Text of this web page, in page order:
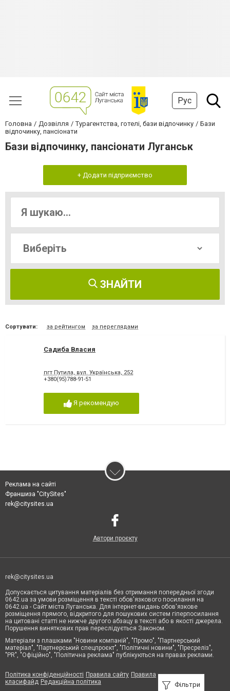
Рус
Головна Дозвілля Турагентства, готелі, бази відпочинку
Бази
відпочинку, пансіонати
Бази відпочинку, пансіонати Луганськ
+ Додати підприємство
ЗНАЙТИ
Сортувати: за рейтингом за переглядами
Садиба Власия
пгт Путила, вул. Українська, 252
+380(95)788-91-51
Я рекомендую
Фільтри
Реклама на сайті
Франшиза "CitySites"
rek@citysites.ua
Автори проєкту
rek@citysites.ua
Допускається цитування матеріалів без отримання попередньої згоди
0642.ua за умови розміщення в тексті обов'язкового посилання на
0642.ua - Сайт міста Луганська. Для інтернет-видань обов'язкове
розміщення прямого, відкритого для пошукових систем гіперпосилання
на цитовані статті не нижче другого абзацу в тексті або в якості джерела.
Порушення виняткових прав переслідується Законом.
Матеріали з плашками "Новини компаній", "Промо", "Партнерський
матеріал", "Партнерський спецпроєкт", "Політичні новини", "Пресреліз",
"PR", "Офіційно", "Політична реклама" публікуються на правах реклами.
Політика конфіденційності Правила сайту Правила
класифайд Редакційна політика